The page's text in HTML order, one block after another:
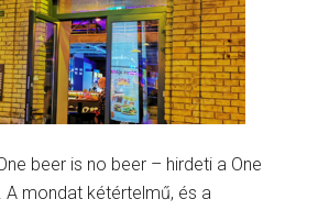
beer is no beer – hirdeti a One
A mondat kétértelmű, és a